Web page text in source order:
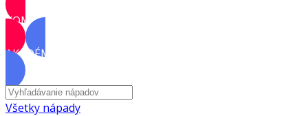
KOMUNITA
AKADÉMIA
Všetky nápady